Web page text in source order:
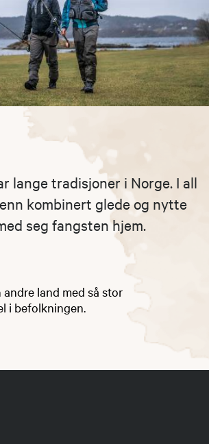
lange tradisjoner i Norge. I all
kombinert glede og nytte
seg fangsten hjem.
land med så stor
i befolkningen.